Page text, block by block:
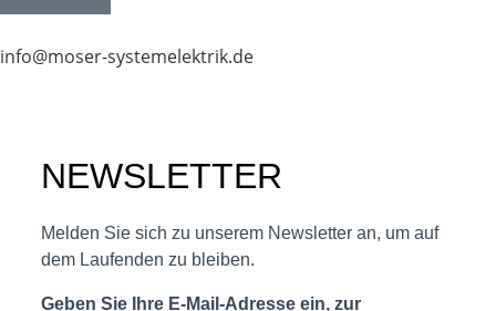
info@moser-systemelektrik.de
NEWSLETTER
Melden Sie sich zu unserem Newsletter an, um auf
dem Laufenden zu bleiben.
Geben Sie Ihre E-Mail-Adresse ein, zur